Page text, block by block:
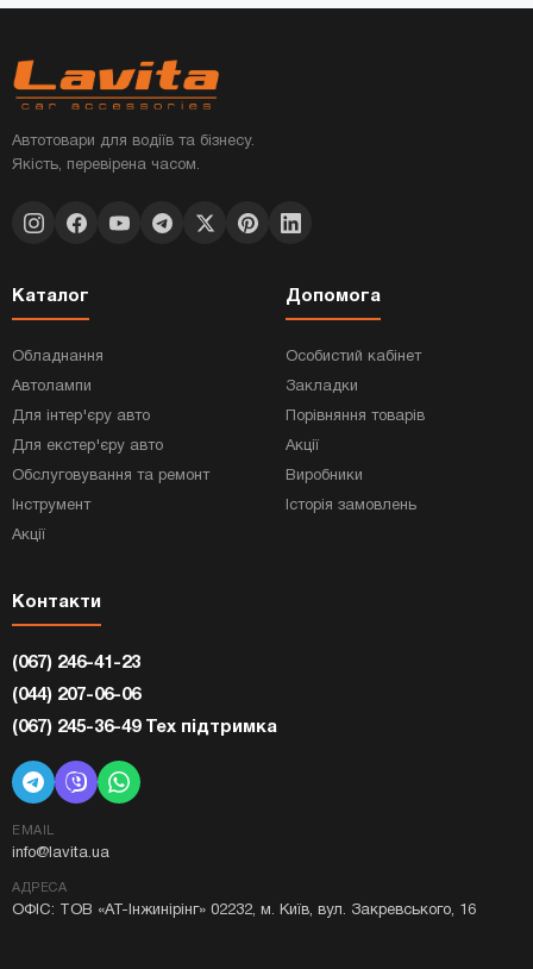
Автотовари для водіїв та бізнесу.
Якість, перевірена часом.
Каталог
Обладнання
Автолампи
Для інтер'єру авто
Для екстер'єру авто
Обслуговування та ремонт
Інструмент
Акції
Допомога
Особистий кабінет
Закладки
Порівняння товарів
Акції
Виробники
Історія замовлень
Контакти
(067) 246-41-23
(044) 207-06-06
(067) 245-36-49 Тех підтримка
EMAIL
info@lavita.ua
АДРЕСА
ОФІС: ТОВ «АТ-Інжинірінг» 02232, м. Київ, вул. Закревського, 16